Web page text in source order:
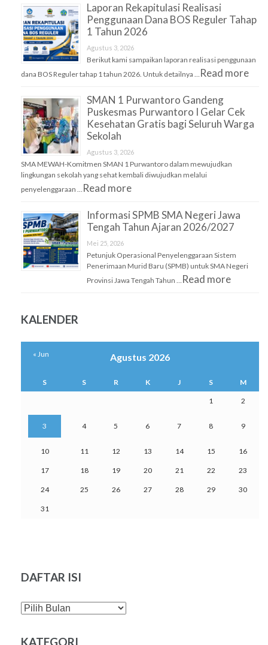
Laporan Rekapitulasi Realisasi
Penggunaan Dana BOS Reguler Tahap
1 Tahun 2026
Agustus 3, 2026
Berikut kami sampaikan laporan realisasi penggunaan
dana BOS Reguler tahap 1 tahun 2026. Untuk detailnya …
Read more
SMAN 1 Purwantoro Gandeng
Puskesmas Purwantoro I Gelar Cek
Kesehatan Gratis bagi Seluruh Warga
Sekolah
Agustus 3, 2026
SMA MEWAH-Komitmen SMAN 1 Purwantoro dalam mewujudkan
lingkungan sekolah yang sehat kembali diwujudkan melalui
penyelenggaraan …
Read more
Informasi SPMB SMA Negeri Jawa
Tengah Tahun Ajaran 2026/2027
Mei 25, 2026
Petunjuk Operasional Penyelenggaraan Sistem
Penerimaan Murid Baru (SPMB) untuk SMA Negeri
Provinsi Jawa Tengah Tahun …
Read more
KALENDER
Agustus 2026
S S R K J S M
1 2
3 4 5 6 7 8 9
10 11 12 13 14 15 16
17 18 19 20 21 22 23
24 25 26 27 28 29 30
31
« Jun
DAFTAR ISI
DAFTAR
KATEGORI